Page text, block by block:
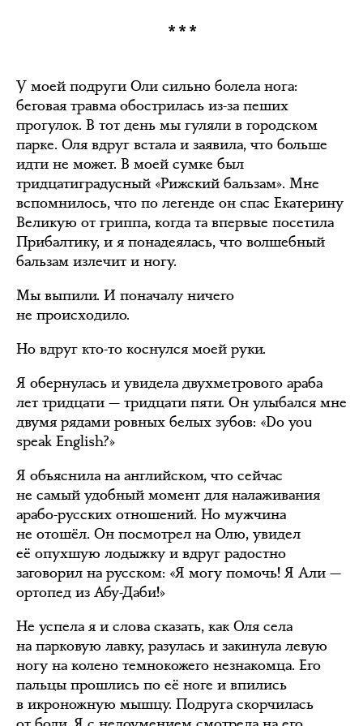
***
У моей подруги Оли сильно болела нога:
беговая травма обострилась из-за пеших
прогулок. В тот день мы гуляли в городском
парке. Оля вдруг встала и заявила, что больше
идти не может. В моей сумке был
тридцатиградусный «Рижский бальзам». Мне
вспомнилось, что по легенде он спас Екатерину
Великую от гриппа, когда та впервые посетила
Прибалтику, и я понадеялась, что волшебный
бальзам излечит и ногу.
Мы выпили. И поначалу ничего
не происходило.
Но вдруг кто-то коснулся моей руки.
Я обернулась и увидела двухметрового араба
лет тридцати — тридцати пяти. Он улыбался мне
двумя рядами ровных белых зубов: «Do you
speak English?»
Я объяснила на английском, что сейчас
не самый удобный момент для налаживания
арабо-русских отношений. Но мужчина
не отошёл. Он посмотрел на Олю, увидел
её опухшую лодыжку и вдруг радостно
заговорил на русском: «Я могу помочь! Я Али —
ортопед из Абу-Даби!»
Не успела я и слова сказать, как Оля села
на парковую лавку, разулась и закинула левую
ногу на колено темнокожего незнакомца. Его
пальцы прошлись по её ноге и впились
в икроножную мышцу. Подруга скорчилась